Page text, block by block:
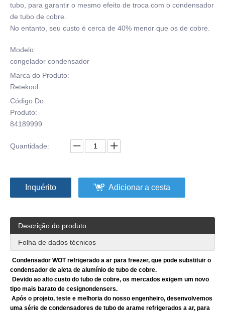
tubo, para garantir o mesmo efeito de troca com o condensador
de tubo de cobre.
No entanto, seu custo é cerca de 40% menor que os de cobre.
Modelo:
congelador condensador
Marca do Produto:
Retekool
Código Do
Produto:
84189999
Quantidade:
Inquérito Adicionar a cesta
Descrição do produto
Folha de dados técnicos
Condensador WOT refrigerado a ar para freezer, que pode substituir o
condensador de aleta de alumínio de tubo de cobre.
Devido ao alto custo do tubo de cobre, os mercados exigem um novo
tipo mais barato de cesignondensers.
Após o projeto, teste e melhoria do nosso engenheiro, desenvolvemos
uma série de condensadores de tubo de arame refrigerados a ar, para